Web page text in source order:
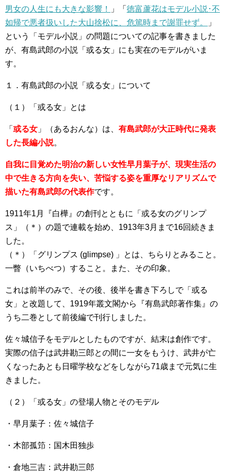
男女の人生にも大きな影響！
」「 徳富蘆花はモデル小説･不
如帰で悪者扱いした大山捨松に、危篤時まで謝罪せず。
」
という「モデル小説」の問題についての記事を書きました
が、有島武郎の小説「或る女」にも実在のモデルがいま
す。
１．有島武郎の小説「或る女」について
（１）「或る女」とは
「 或る女 」（あるおんな）は、 有島武郎が大正時代に発表
した長編小説。
自我に目覚めた明治の新しい女性早月葉子が、現実生活の
中で生きる方向を失い、苦悩する姿を重厚なリアリズムで
描いた有島武郎の代表作です。
1911年1月『白樺』の創刊とともに「或る女のグリンプ
ス」（＊）の題で連載を始め、1913年3月まで16回続きま
した。
（＊）「グリンプス (glimpse) 」とは、ちらりとみること。
一瞥（いちべつ）すること。また、その印象。
これは前半のみで、その後、後半を書き下ろしで「或る
女」と改題して、1919年叢文閣から『有島武郎著作集』の
うち二巻として前後編で刊行しました。
佐々城信子をモデルとしたものですが、結末は創作です。
実際の信子は武井勘三郎との間に一女をもうけ、武井が亡
くなったあとも日曜学校などをしながら71歳まで元気に生
きました。
（２）「或る女」の登場人物とそのモデル
・早月葉子：佐々城信子
・木部孤笻：国木田独歩
・倉地三吉：武井勘三郎